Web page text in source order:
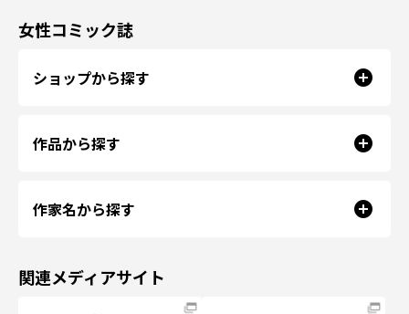
女性コミック誌
ショップから探す
作品から探す
作家名から探す
関連メディアサイト